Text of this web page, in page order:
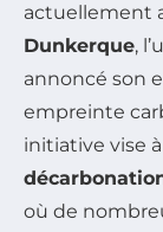
actuellement
Dunkerque,
annoncé son
empreinte
initiative vise
où de